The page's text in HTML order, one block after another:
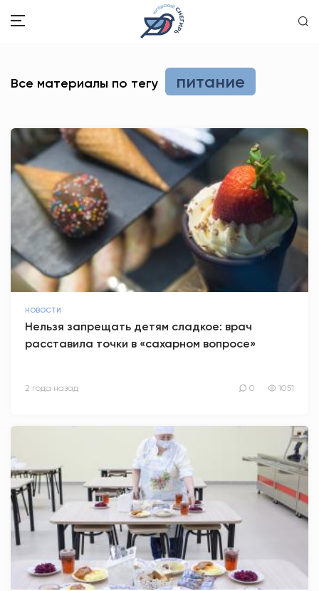
ЗДОРОВЬЕ
ОБРАЗОВАНИЕ
ПСИХОЛОГИЯ
КУЛЬТУРА
СПОРТ
ВОПРОС-ОТВЕТ
АНТИТЕРРОР
82,17 94,84
Вход / Регистрация
Все материалы по тегу питание
НОВОСТИ
Нельзя запрещать детям сладкое: врач
расставила точки в «сахарном вопросе»
2 года назад 0 1051